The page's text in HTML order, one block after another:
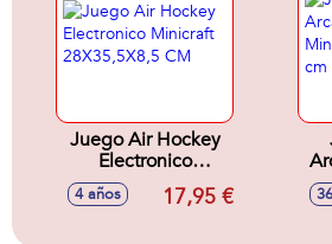
Juego Air Hockey
Electronico
Minicraft
28X35,5X8,5 CM
4 años 17,95 €